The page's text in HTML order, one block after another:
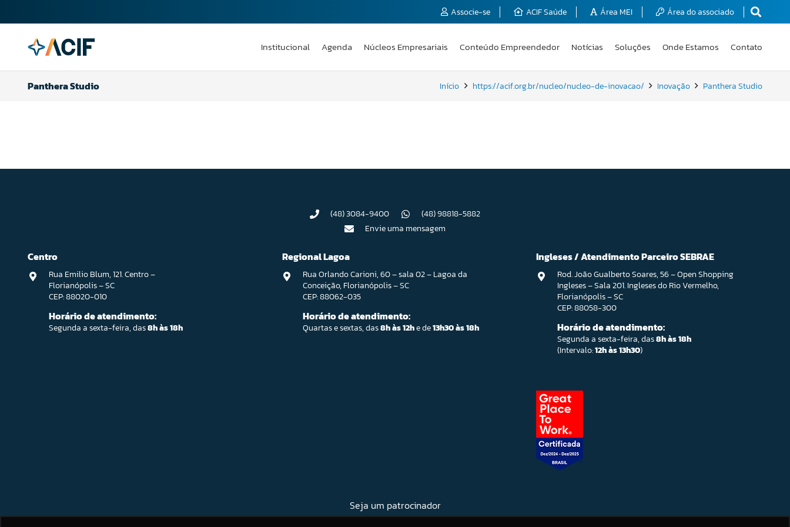
Associe-se ACIF Saúde Área MEI Área do associado
Institucional Agenda Núcleos Empresariais Conteúdo Empreendedor Notícias Soluções Onde Estamos Contato
Panthera Studio Início https://acif.org.br/nucleo/nucleo-de-inovacao/ Inovação Panthera Studio
(48) 3084-9400
(48) 98818-5882
Envie uma mensagem
Centro
Rua Emilio Blum, 121. Centro –
Florianópolis – SC
CEP: 88020-010
Horário de atendimento:
Segunda a sexta-feira, das8h às 18h
Regional Lagoa
Rua Orlando Carioni, 60 – sala 02 – Lagoa da
Conceição, Florianópolis – SC
CEP: 88062-035
Horário de atendimento:
Quartas e sextas, das8h às 12he de13h30 às 18h
Ingleses / Atendimento Parceiro SEBRAE
Rod. João Gualberto Soares, 56 – Open Shopping
Ingleses – Sala 201. Ingleses do Rio Vermelho,
Florianópolis – SC
CEP: 88058-300
Horário de atendimento:
Segunda a sexta-feira, das8h às 18h
(Intervalo:12h às 13h30)
Seja um patrocinador